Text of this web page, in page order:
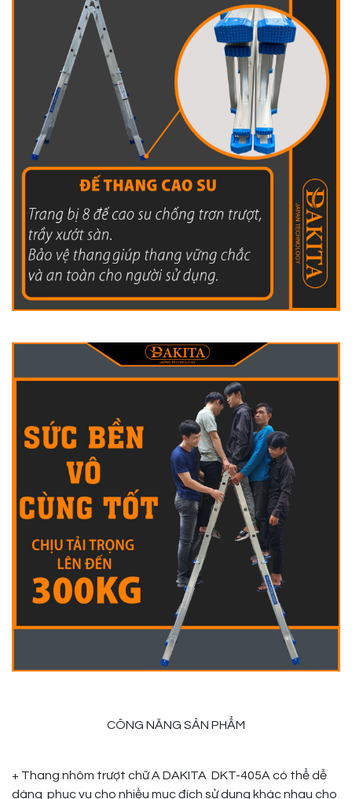
CÔNG NĂNG SẢN PHẨM
+ Thang nhôm trượt chữ A DAKITA DKT-405A có thể dễ
dàng phục vụ cho nhiều mục đích sử dụng khác nhau cho